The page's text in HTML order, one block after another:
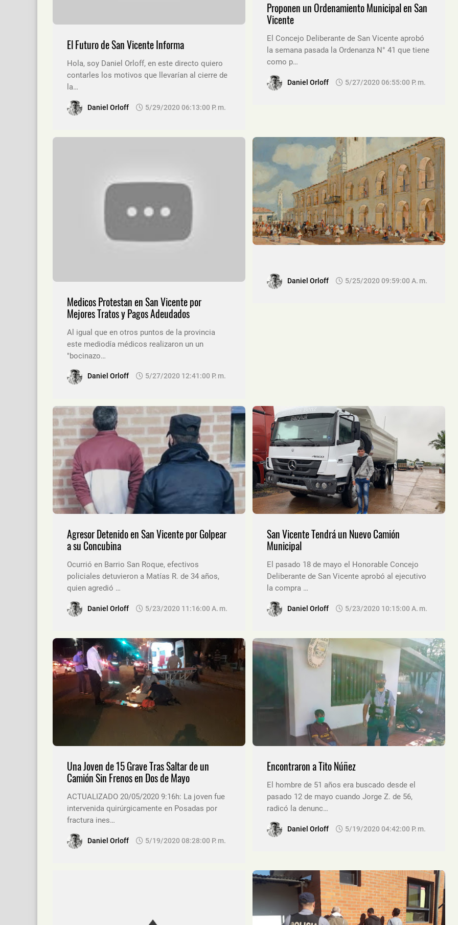
El Futuro de San Vicente Informa
Hola, soy Daniel Orloff, en este directo quiero
contarles los motivos que llevarían al cierre de
la…
Daniel Orloff 5/29/2020 06:13:00 P. M.
Proponen un Ordenamiento Municipal en San
Vicente
El Concejo Deliberante de San Vicente aprobó
la semana pasada la Ordenanza N° 41 que tiene
como p…
Daniel Orloff 5/27/2020 06:55:00 P. M.
Medicos Protestan en San Vicente por
Mejores Tratos y Pagos Adeudados
Al igual que en otros puntos de la provincia
este mediodía médicos realizaron un un
"bocinazo…
Daniel Orloff 5/27/2020 12:41:00 P. M.
Daniel Orloff 5/25/2020 09:59:00 A. M.
Agresor Detenido en San Vicente por Golpear
a su Concubina
Ocurrió en Barrio San Roque, efectivos
policiales detuvieron a Matías R. de 34 años,
quien agredió …
Daniel Orloff 5/23/2020 11:16:00 A. M.
San Vicente Tendrá un Nuevo Camión
Municipal
El pasado 18 de mayo el Honorable Concejo
Deliberante de San Vicente aprobó al ejecutivo
la compra …
Daniel Orloff 5/23/2020 10:15:00 A. M.
Una Joven de 15 Grave Tras Saltar de un
Camión Sin Frenos en Dos de Mayo
ACTUALIZADO 20/05/2020 9:16h: La joven fue
intervenida quirúrgicamente en Posadas por
fractura ines…
Daniel Orloff 5/19/2020 08:28:00 P. M.
Encontraron a Tito Núñez
El hombre de 51 años era buscado desde el
pasado 12 de mayo cuando Jorge Z. de 56,
radicó la denunc…
Daniel Orloff 5/19/2020 04:42:00 P. M.